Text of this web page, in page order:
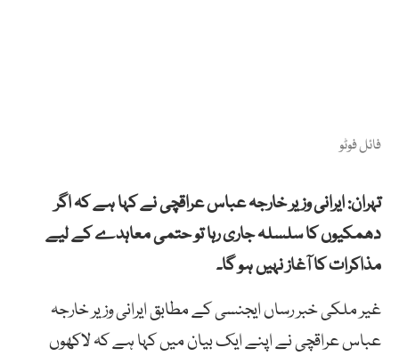
فائل فوٹو
تہران: ایرانی وزیر خارجہ عباس عراقچی نے کہا ہے کہ اگر
دھمکیوں کا سلسلہ جاری رہا تو حتمی معاہدے کے لیے
مذاکرات کا آغاز نہیں ہو گا۔
غیر ملکی خبر رساں ایجنسی کے مطابق ایرانی وزیر خارجہ
عباس عراقچی نے اپنے ایک بیان میں کہا ہے کہ لاکھوں